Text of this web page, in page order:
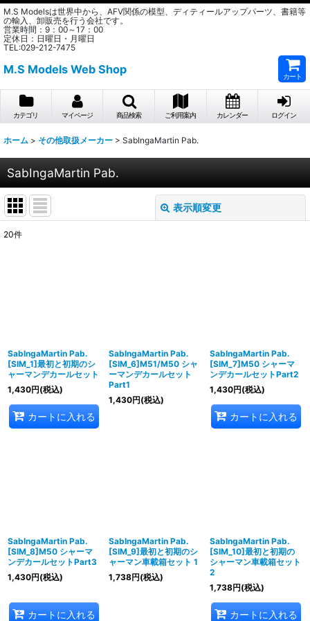
M.S Modelsは世界中から、AFV関係の模型、ディティールアップパーツ、書籍等
の輸入、卸販売を行う会社です。
営業時間：9：00～17：00
定休日：日曜日・月曜日
TEL:029-212-7475
M.S Models Web Shop
カート
カテゴリ マイページ 商品検索 ご利用案内 カレンダー ログイン
ホーム > その他取扱メーカー > SabIngaMartin Pab.
SabIngaMartin Pab.
表示順変更
20件
SabIngaMartin Pab.
[SIM_1]最初と初期のシ
ャーマンデカールセット
1,430円(税込)
カートに入れる
SabIngaMartin Pab.
[SIM_6]M51/M50 シャ
ーマンデカールセット
Part1
1,430円(税込)
SabIngaMartin Pab.
[SIM_7]M50 シャーマ
ンデカールセットPart2
1,430円(税込)
カートに入れる
SabIngaMartin Pab.
[SIM_8]M50 シャーマ
ンデカールセットPart3
1,430円(税込)
カートに入れる
SabIngaMartin Pab.
[SIM_9]最初と初期のシ
ャーマン車載箱セット 1
1,738円(税込)
SabIngaMartin Pab.
[SIM_10]最初と初期の
シャーマン車載箱セット
2
1,738円(税込)
カートに入れる